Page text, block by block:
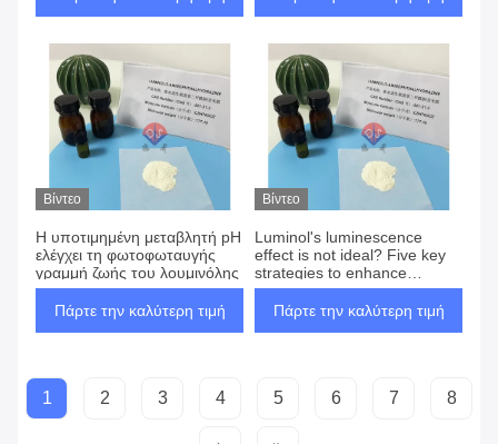
Βίντεο
Η υποτιμημένη μεταβλητή pH
ελέγχει τη φωτοφωταυγής
γραμμή ζωής του λουμινόλης
Πάρτε την καλύτερη τιμή
Βίντεο
Luminol's luminescence
effect is not ideal? Five key
strategies to enhance
detection sensitivity
Πάρτε την καλύτερη τιμή
1 2 3 4 5 6 7 8